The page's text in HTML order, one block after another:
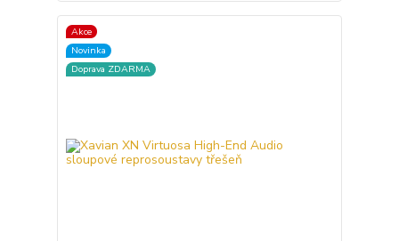
Akce
Novinka
Doprava ZDARMA